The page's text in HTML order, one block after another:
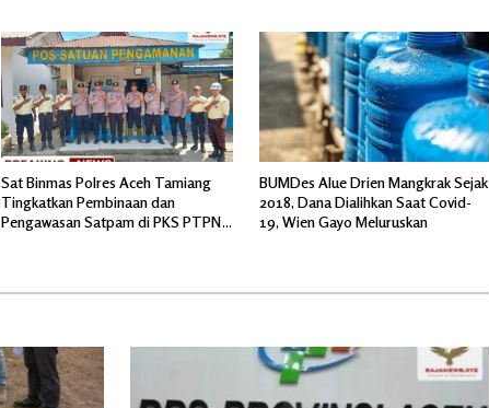
Sat Binmas Polres Aceh Tamiang
Tingkatkan Pembinaan dan
Pengawasan Satpam di PKS PTPN
BUMDes Alue Drien Mangkrak Sejak
2018, Dana Dialihkan Saat Covid-
19, Wien Gayo Meluruskan